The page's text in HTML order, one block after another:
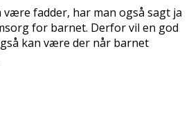
være fadder, har man også sagt ja
for barnet. Derfor vil en god
kan være der når barnet